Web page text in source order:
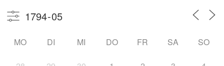
MO DI MI DO FR SA SO